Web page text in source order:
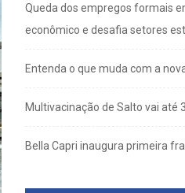
Queda dos empregos formais
econômico e desafia setores
Entenda o que muda com a
Multivacinação de Salto vai até
Bella Capri inaugura primeira